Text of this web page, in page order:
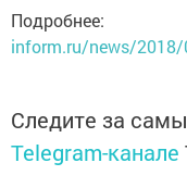
inform.ru/news/
Следите за
Telegram-канале